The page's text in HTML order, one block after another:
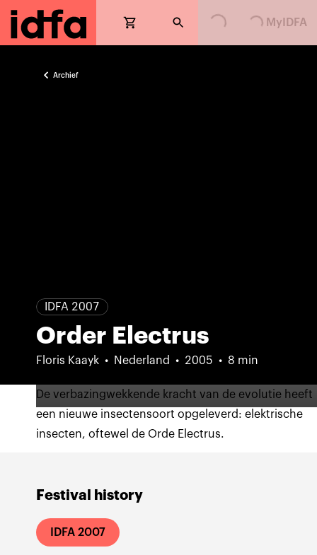
Loading...Loading... MyIDFA
Archief
IDFA 2007
Order Electrus
Floris Kaayk Nederland 2005 8 min
Festival history
IDFA 2007
De verbazingwekkende kracht van de evolutie heeft
een nieuwe insectensoort opgeleverd: elektrische
insecten, oftewel de Orde Electrus.